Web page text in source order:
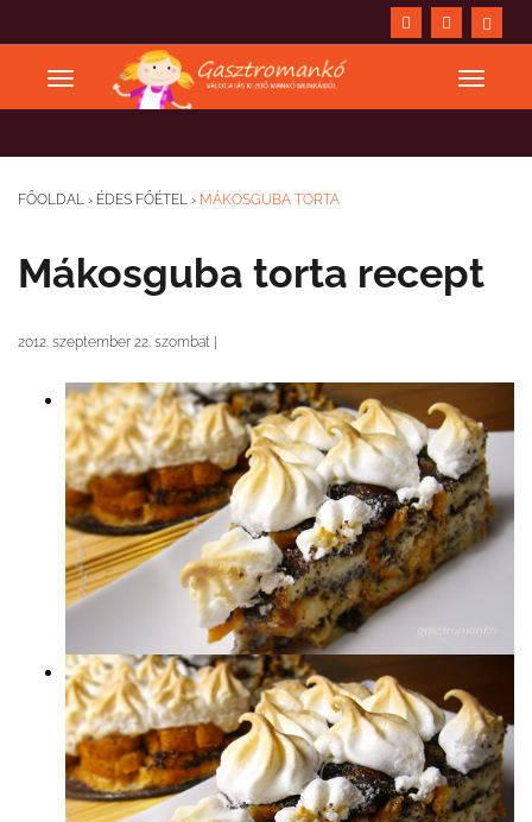
FŐOLDAL › ÉDES FŐÉTEL › MÁKOSGUBA TORTA
Mákosguba torta recept
2012. szeptember 22. szombat |